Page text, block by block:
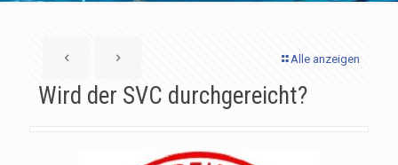
Alle anzeigen
Wird der SVC durchgereicht?